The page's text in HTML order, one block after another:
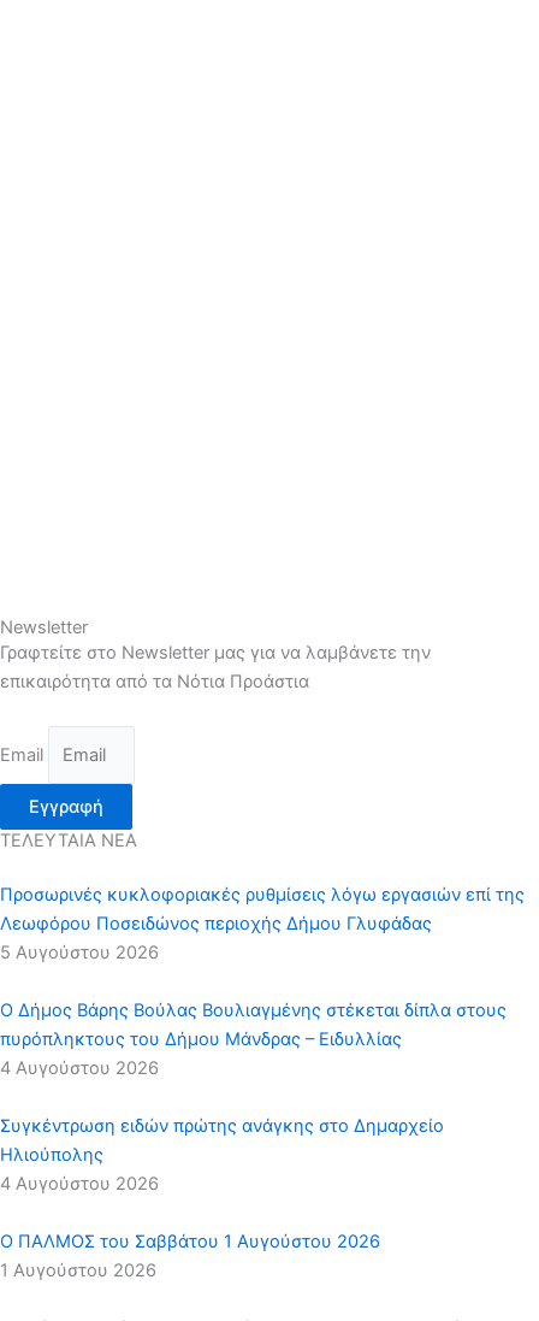
Newsletter
Γραφτείτε στο Newsletter μας για να λαμβάνετε την
επικαιρότητα από τα Νότια Προάστια
Email
Εγγραφή
ΤΕΛΕΥΤΑΙΑ ΝΕΑ
Προσωρινές κυκλοφοριακές ρυθμίσεις λόγω εργασιών επί της
Λεωφόρου Ποσειδώνος περιοχής Δήμου Γλυφάδας
5 Αυγούστου 2026
Ο Δήμος Βάρης Βούλας Βουλιαγμένης στέκεται δίπλα στους
πυρόπληκτους του Δήμου Μάνδρας – Ειδυλλίας
4 Αυγούστου 2026
Συγκέντρωση ειδών πρώτης ανάγκης στο Δημαρχείο
Ηλιούπολης
4 Αυγούστου 2026
Ο ΠΑΛΜΟΣ του Σαββάτου 1 Αυγούστου 2026
1 Αυγούστου 2026